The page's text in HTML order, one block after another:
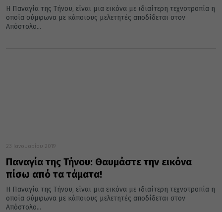
Η Παναγία της Τήνου, είναι μια εικόνα με ιδιαίτερη τεχνοτροπία η
οποία σύμφωνα με κάποιους μελετητές αποδίδεται στον
Απόστολο...
23 Ιανουαρίου 2019
Παναγία της Τήνου: Θαυμάστε την εικόνα
πίσω από τα τάματα!
Η Παναγία της Τήνου, είναι μια εικόνα με ιδιαίτερη τεχνοτροπία η
οποία σύμφωνα με κάποιους μελετητές αποδίδεται στον
Απόστολο...